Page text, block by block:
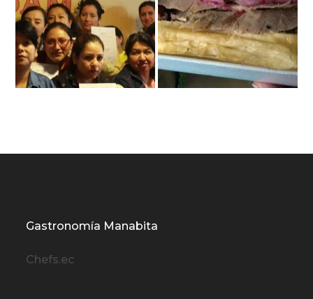
Gastronomía Manabita
Chefs.ec